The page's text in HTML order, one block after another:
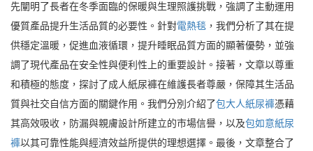
先闡明了長者在冬季面臨的保暖與生理照護挑戰，強調了主動運用
優質產品提升生活品質的必要性。針對電熱毯 ，我們分析了其在提
供穩定溫暖，促進血液循環，提升睡眠品質方面的顯著優勢，並強
調了現代產品在安全性與便利性上的重要設計。接著，文章以尊重
和積極的態度，探討了成人紙尿褲在維護長者尊嚴，保障其生活品
質與社交自信方面的關鍵作用。我們分別介紹了包大人紙尿褲憑藉
其高效吸收，防漏與親膚設計所建立的市場信譽，以及包如意紙尿
褲以其可靠性能與經濟效益所提供的理想選擇。最後，文章整合了